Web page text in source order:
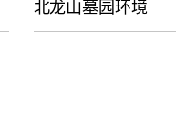
北龙山墓园环境